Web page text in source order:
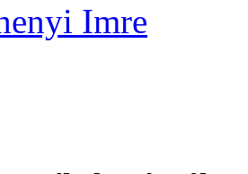
Imre